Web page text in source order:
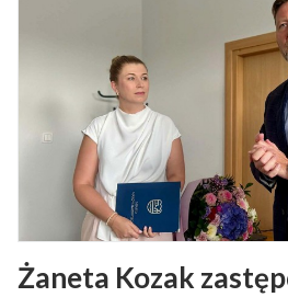
Żaneta Kozak